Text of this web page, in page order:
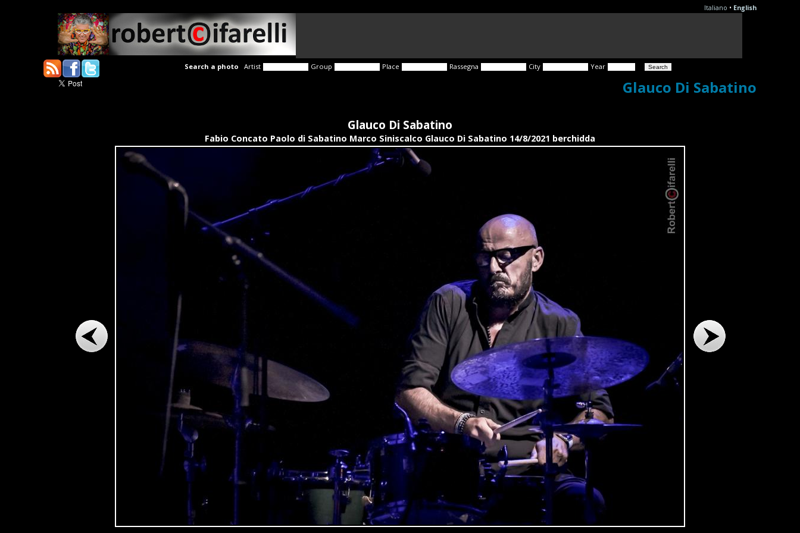
Italiano • English
Search a photo Artist Group Place Rassegna City Year
Glauco Di Sabatino
Glauco Di Sabatino
Fabio Concato Paolo di Sabatino Marco Siniscalco Glauco Di Sabatino 14/8/2021 berchidda